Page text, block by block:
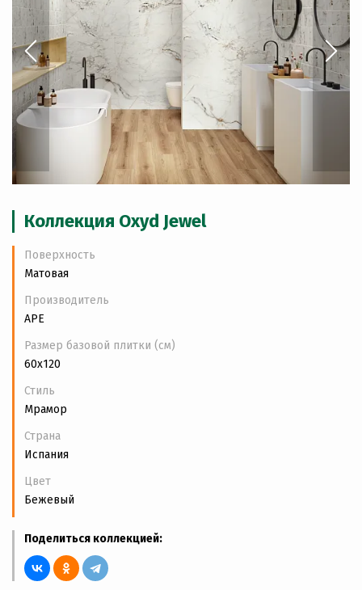
Коллекция Oxyd Jewel
Поверхность
Матовая
Производитель
APE
Размер базовой плитки (см)
60x120
Стиль
Мрамор
Страна
Испания
Цвет
Бежевый
Поделиться коллекцией: